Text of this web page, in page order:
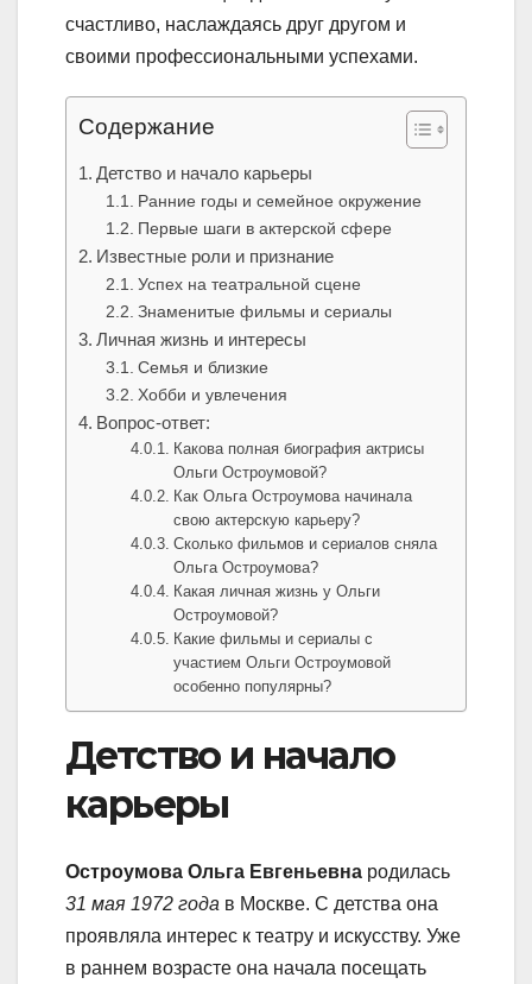
счастливо, наслаждаясь друг другом и
своими профессиональными успехами.
Содержание
Детство и начало карьеры
Ранние годы и семейное окружение
Первые шаги в актерской сфере
Известные роли и признание
Успех на театральной сцене
Знаменитые фильмы и сериалы
Личная жизнь и интересы
Семья и близкие
Хобби и увлечения
Вопрос-ответ:
Какова полная биография актрисы
Ольги Остроумовой?
Как Ольга Остроумова начинала
свою актерскую карьеру?
Сколько фильмов и сериалов сняла
Ольга Остроумова?
Какая личная жизнь у Ольги
Остроумовой?
Какие фильмы и сериалы с
участием Ольги Остроумовой
особенно популярны?
Детство и начало
карьеры
Остроумова Ольга Евгеньевна родилась
31 мая 1972 года в Москве. С детства она
проявляла интерес к театру и искусству. Уже
в раннем возрасте она начала посещать